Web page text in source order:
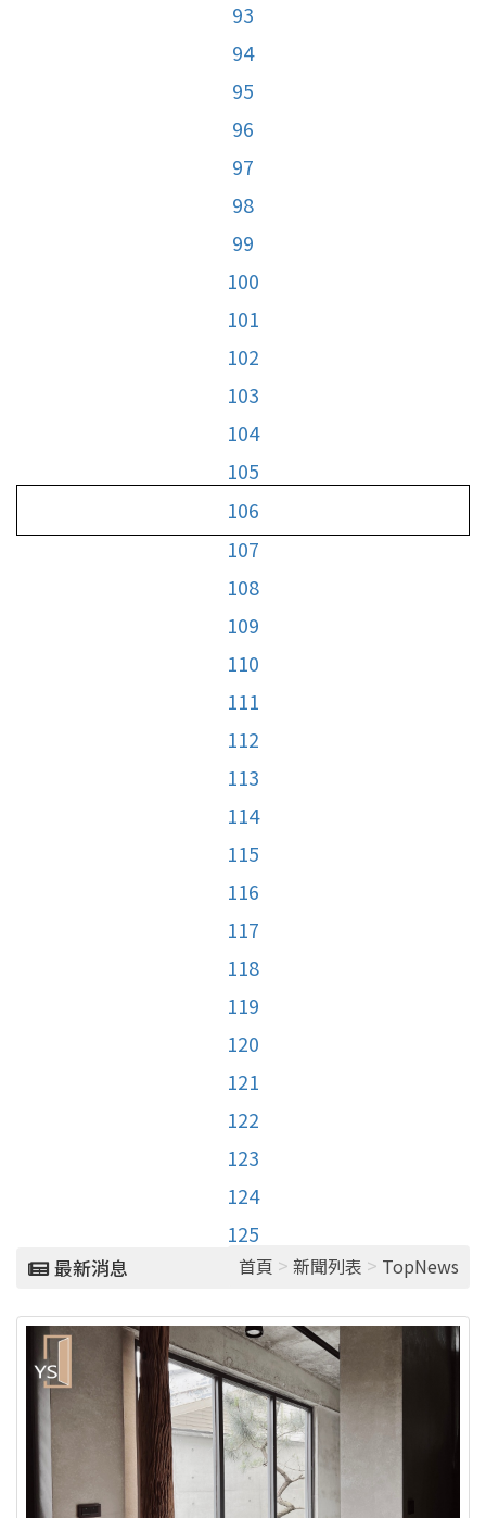
93
94
95
96
97
98
99
100
101
102
103
104
105
106
107
108
109
110
111
112
113
114
115
116
117
118
119
120
121
122
123
124
125
最新消息 首頁 > 新聞列表 > TopNews